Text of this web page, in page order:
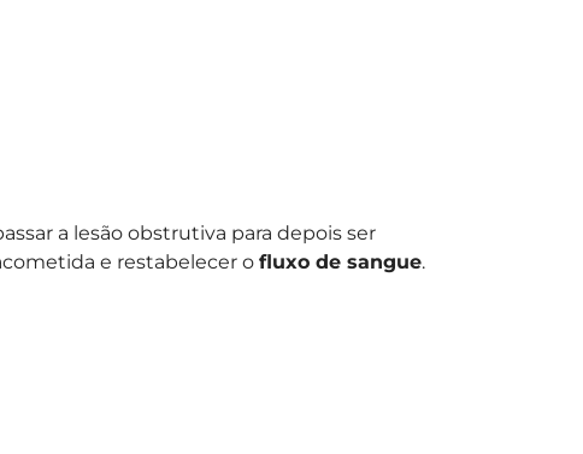
a lesão obstrutiva para depois ser
e restabelecer o fluxo de sangue.